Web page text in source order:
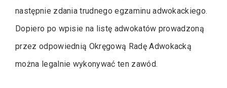
następnie zdania trudnego egzaminu adwokackiego.
Dopiero po wpisie na listę adwokatów prowadzoną
przez odpowiednią Okręgową Radę Adwokacką
można legalnie wykonywać ten zawód.